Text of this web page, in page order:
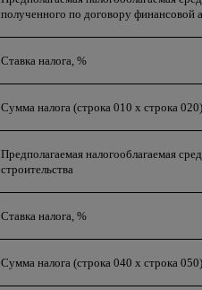
полученного по договору финансовой
Ставка налога, %
Сумма налога (строка 010 х строка 020)
Предполагаемая налогооблагаемая
строительства
Ставка налога, %
Сумма налога (строка 040 х строка 050)